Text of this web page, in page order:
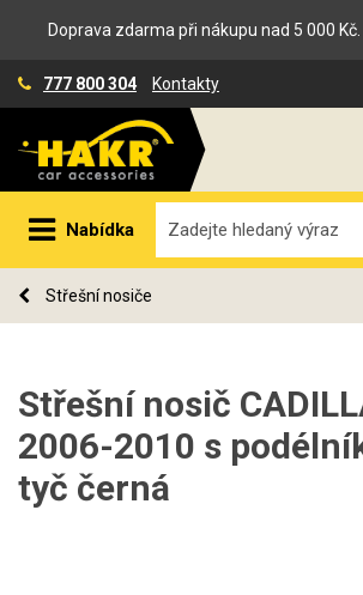
Doprava zdarma při nákupu nad 5 000 Kč.
777 800 304 Kontakty
Nabídka
Střešní nosiče
Střešní nosič
2006-2010 s
tyč černá